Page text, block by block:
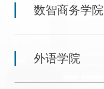
数智商务学院
外语学院